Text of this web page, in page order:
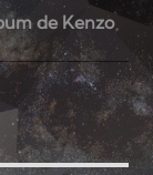
de Kenzo